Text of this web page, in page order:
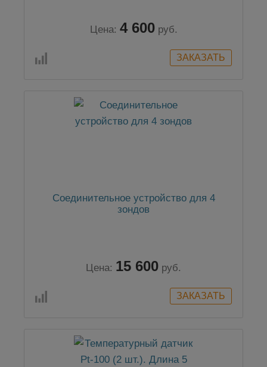
Цена: 4 600 руб.
Соединительное устройство для 4
зондов
Цена: 15 600 руб.